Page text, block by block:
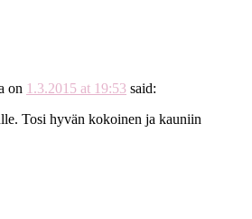
on 1.3.2015 at 19:53 said:
Tosi hyvän kokoinen ja kauniin